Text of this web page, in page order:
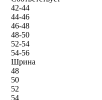
42-44
44-46
46-48
48-50
52-54
54-56
Шрина
48
50
52
54